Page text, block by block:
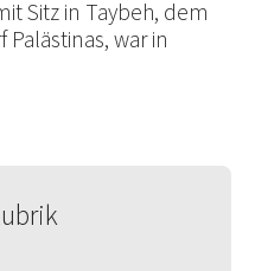
Sitz in Taybeh, dem
war in